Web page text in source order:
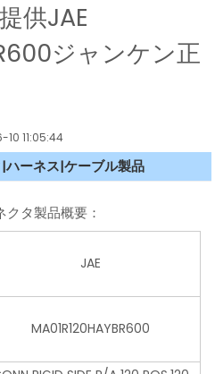
供JAE
ジャンケン正
11:05:44
ハーネス|ケーブル製品
クタ製品概要：
JAE
MA01R120HAYBR600